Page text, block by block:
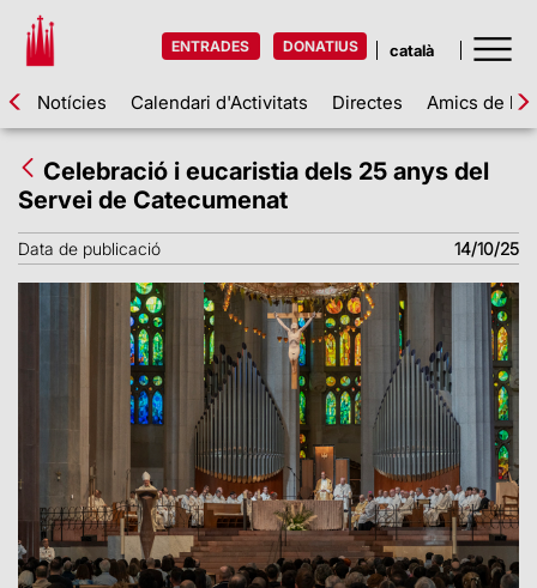
ENTRADES DONATIUS
Notícies Calendari d'Activitats Directes Amics de la
Celebració i eucaristia dels 25 anys del
Servei de Catecumenat
Data de publicació 14/10/25